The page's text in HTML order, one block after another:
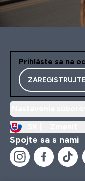
Prihláste sa na
Spojte sa s nami